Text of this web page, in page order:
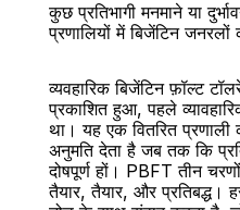
कुछ प्रतिभागी मनमाने या
प्रणालियों में बिजेंटिन जनरलों
व्यवहारिक बिजेंटिन फ़ॉल्ट
प्रकाशित हुआ, पहले
था। यह एक वितरित
अनुमति देता है जब तक कि
दोषपूर्ण हों। PBFT तीन
तैयार, तैयार, और प्रतिबद्ध।